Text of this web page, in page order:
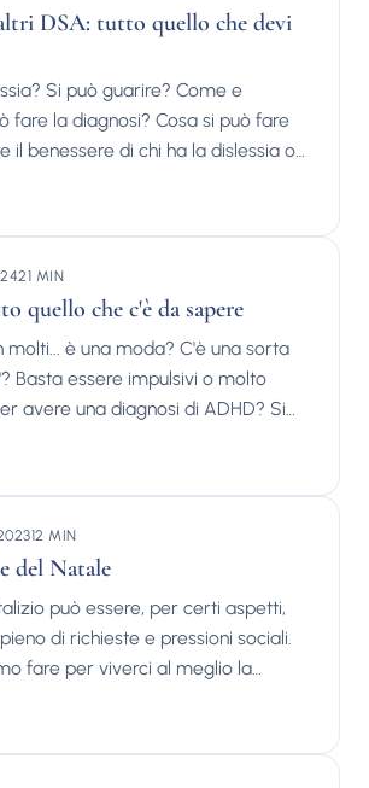
Tutte le diagnosi e i percorsi si
Di tutto ciò parleremo in
cercando di capire
sono i criteri per poter scegliere al
Facci ha uno studio con sede a
e Rovereto. La sua equipe è
Interventi su stampa, tv e radio:
DSA: tutto quello che devi
Si può guarire? Come e
fare la diagnosi? Cosa si può fare
il benessere di chi ha la dislessia o
psicologo e psicoterapeuta. Il
uno studio con sede a Milano,
La sua equipe è autorizzata al
diagnostiche per DSA.
Pubblicazioni del dott. Michele
su stampa, tv e radio: Contatti:
21 MIN
quello che c'è da sapere
molti... è una moda? C'è una sorta
Basta essere impulsivi o molto
avere una diagnosi di ADHD? Si
una panoramica semplice ma
ciò che è bene sapere
evitare facili semplificazioni o
tv e radio: Contatti:
12 MIN
del Natale
può essere, per certi aspetti,
di richieste e pressioni sociali.
fare per viverci al meglio la
su stampa, tv e radio: Contatti: